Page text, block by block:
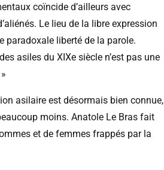
coïncide d’ailleurs avec
Le lieu de la libre expression
paradoxale liberté de la parole.
asiles du XIXe siècle n’est pas une
asilaire est désormais bien connue,
moins. Anatole Le Bras fait
et de femmes frappés par la